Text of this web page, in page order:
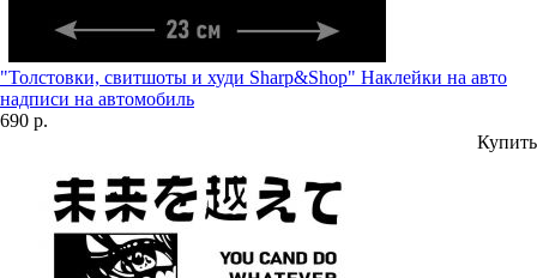
"Толстовки, свитшоты и худи Sharp&Shop" Наклейки на авто
надписи на автомобиль
690 р.
Купить